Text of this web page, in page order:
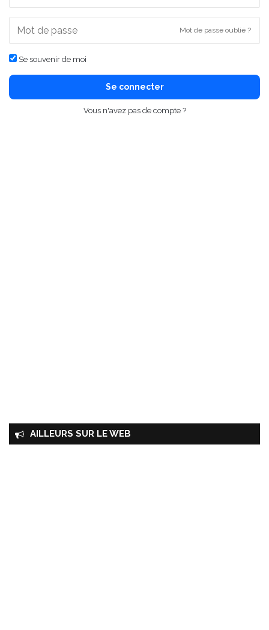
Mot de passe oublié ?
Se souvenir de moi
Se connecter
Vous n'avez pas de compte ?
AILLEURS SUR LE WEB